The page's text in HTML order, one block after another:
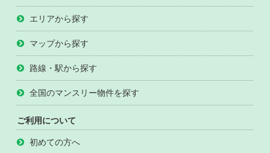
エリアから探す
マップから探す
路線・駅から探す
全国のマンスリー物件を探す
ご利用について
初めての方へ